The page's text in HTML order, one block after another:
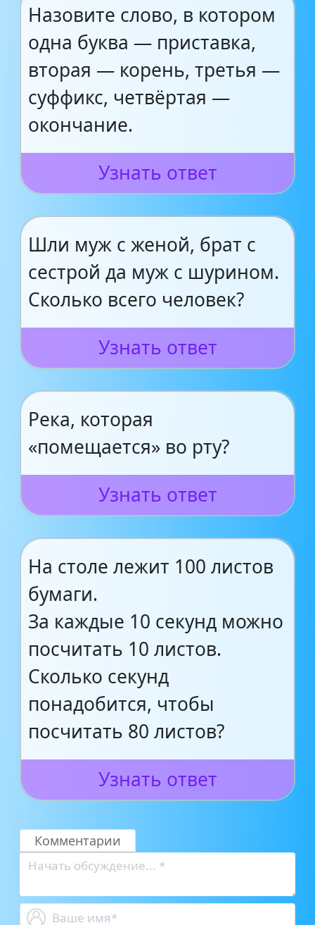
Назовите слово, в котором
одна буква — приставка,
вторая — корень, третья —
суффикс, четвёртая —
окончание.
Узнать ответ
Шли муж с женой, брат с
сестрой да муж с шурином.
Сколько всего человек?
Узнать ответ
Река, которая
«помещается» во рту?
Узнать ответ
На столе лежит 100 листов
бумаги.
За каждые 10 секунд можно
посчитать 10 листов.
Сколько секунд
понадобится, чтобы
посчитать 80 листов?
Узнать ответ
Комментарии